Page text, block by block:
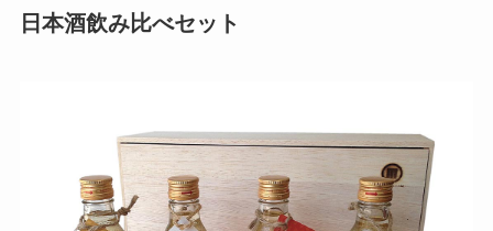
日本酒飲み比べセット